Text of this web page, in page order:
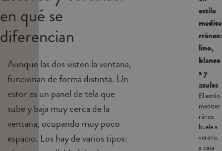
en qué se
diferencian
Aunque las dos visten la ventana,
funcionan de forma distinta. Un
estor es un panel de tela que
sube y baja muy cerca de la
ventana, ocupando muy poco
espacio. Los hay de varios tipos:
estilo
medite
rráneo:
lino,
blanco
s y
azules
El estilo
mediter
ráneo
huele a
verano,
a casa